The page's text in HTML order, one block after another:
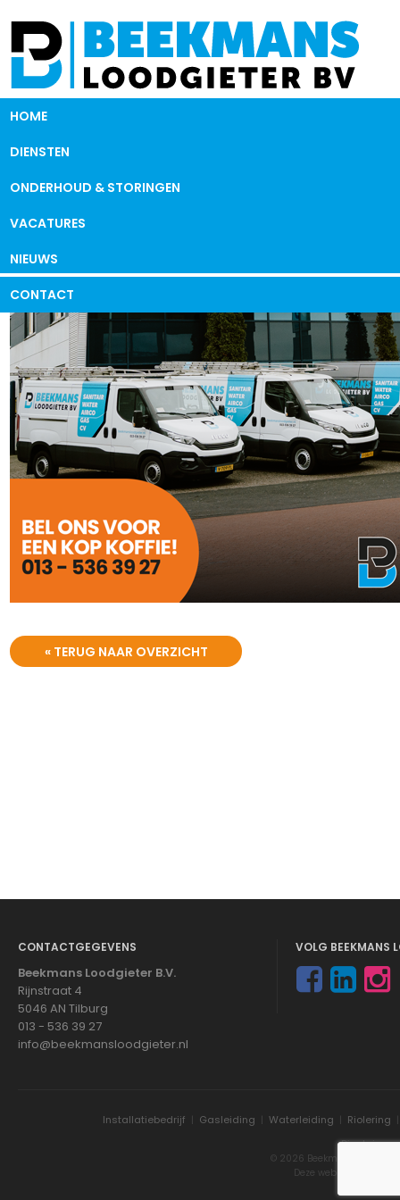
HOME
DIENSTEN
ONDERHOUD & STORINGEN
VACATURES
NIEUWS
CONTACT
« TERUG NAAR OVERZICHT
CONTACTGEGEVENS
Beekmans Loodgieter B.V.
Rijnstraat 4
5046 AN Tilburg
013 - 536 39 27
info@beekmansloodgieter.nl
VOLG BEEKMANS
Installatiebedrijf | Gasleiding | Waterleiding | Riolering
Disclaimer
© 2026 Beekmans
Deze website is